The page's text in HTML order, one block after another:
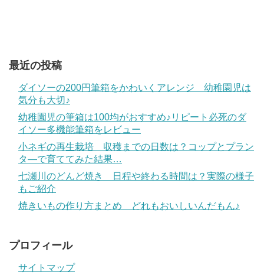
最近の投稿
ダイソーの200円筆箱をかわいくアレンジ 幼稚園児は
気分も大切♪
幼稚園児の筆箱は100均がおすすめ♪リピート必死のダ
イソー多機能筆箱をレビュー
小ネギの再生栽培 収穫までの日数は？コップとプラン
タ―で育ててみた結果…
七瀬川のどんど焼き 日程や終わる時間は？実際の様子
もご紹介
焼きいもの作り方まとめ どれもおいしいんだもん♪
プロフィール
サイトマップ